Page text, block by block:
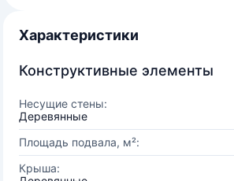
Характеристики
Конструктивные элементы
Несущие стены:
Деревянные
Площадь подвала, м²:
Крыша: